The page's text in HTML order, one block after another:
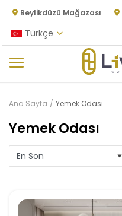
Beylikdüzü Mağazası
Türkçe
Kategoriler
Ana Menü
Oturma Odası
Yemek Odası
Ana Sayfa Yemek Odası
Yemek Odası